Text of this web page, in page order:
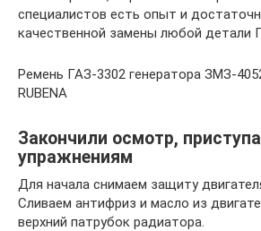
специалистов есть опыт и
качественной замены любой детали
Ремень ГАЗ-3302 генератора ЗМЗ-
RUBENA
Закончили осмотр,
упражнениям
Для начала снимаем защиту
Сливаем антифриз и масло из
верхний патрубок радиатора.